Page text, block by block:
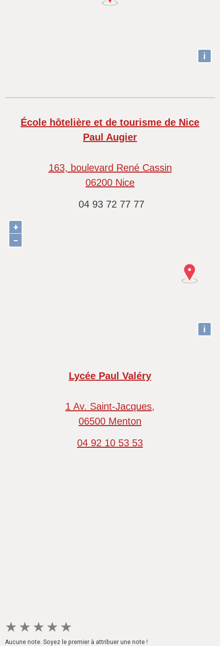
i
École hôtelière et de tourisme de Nice
Paul Augier
163, boulevard René Cassin
06200 Nice
04 93 72 77 77
+
−
i
Lycée Paul Valéry
1 Av. Saint-Jacques,
06500 Menton
04 92 10 53 53
★ ★ ★ ★ ★
Aucune note. Soyez le premier à attribuer une note !